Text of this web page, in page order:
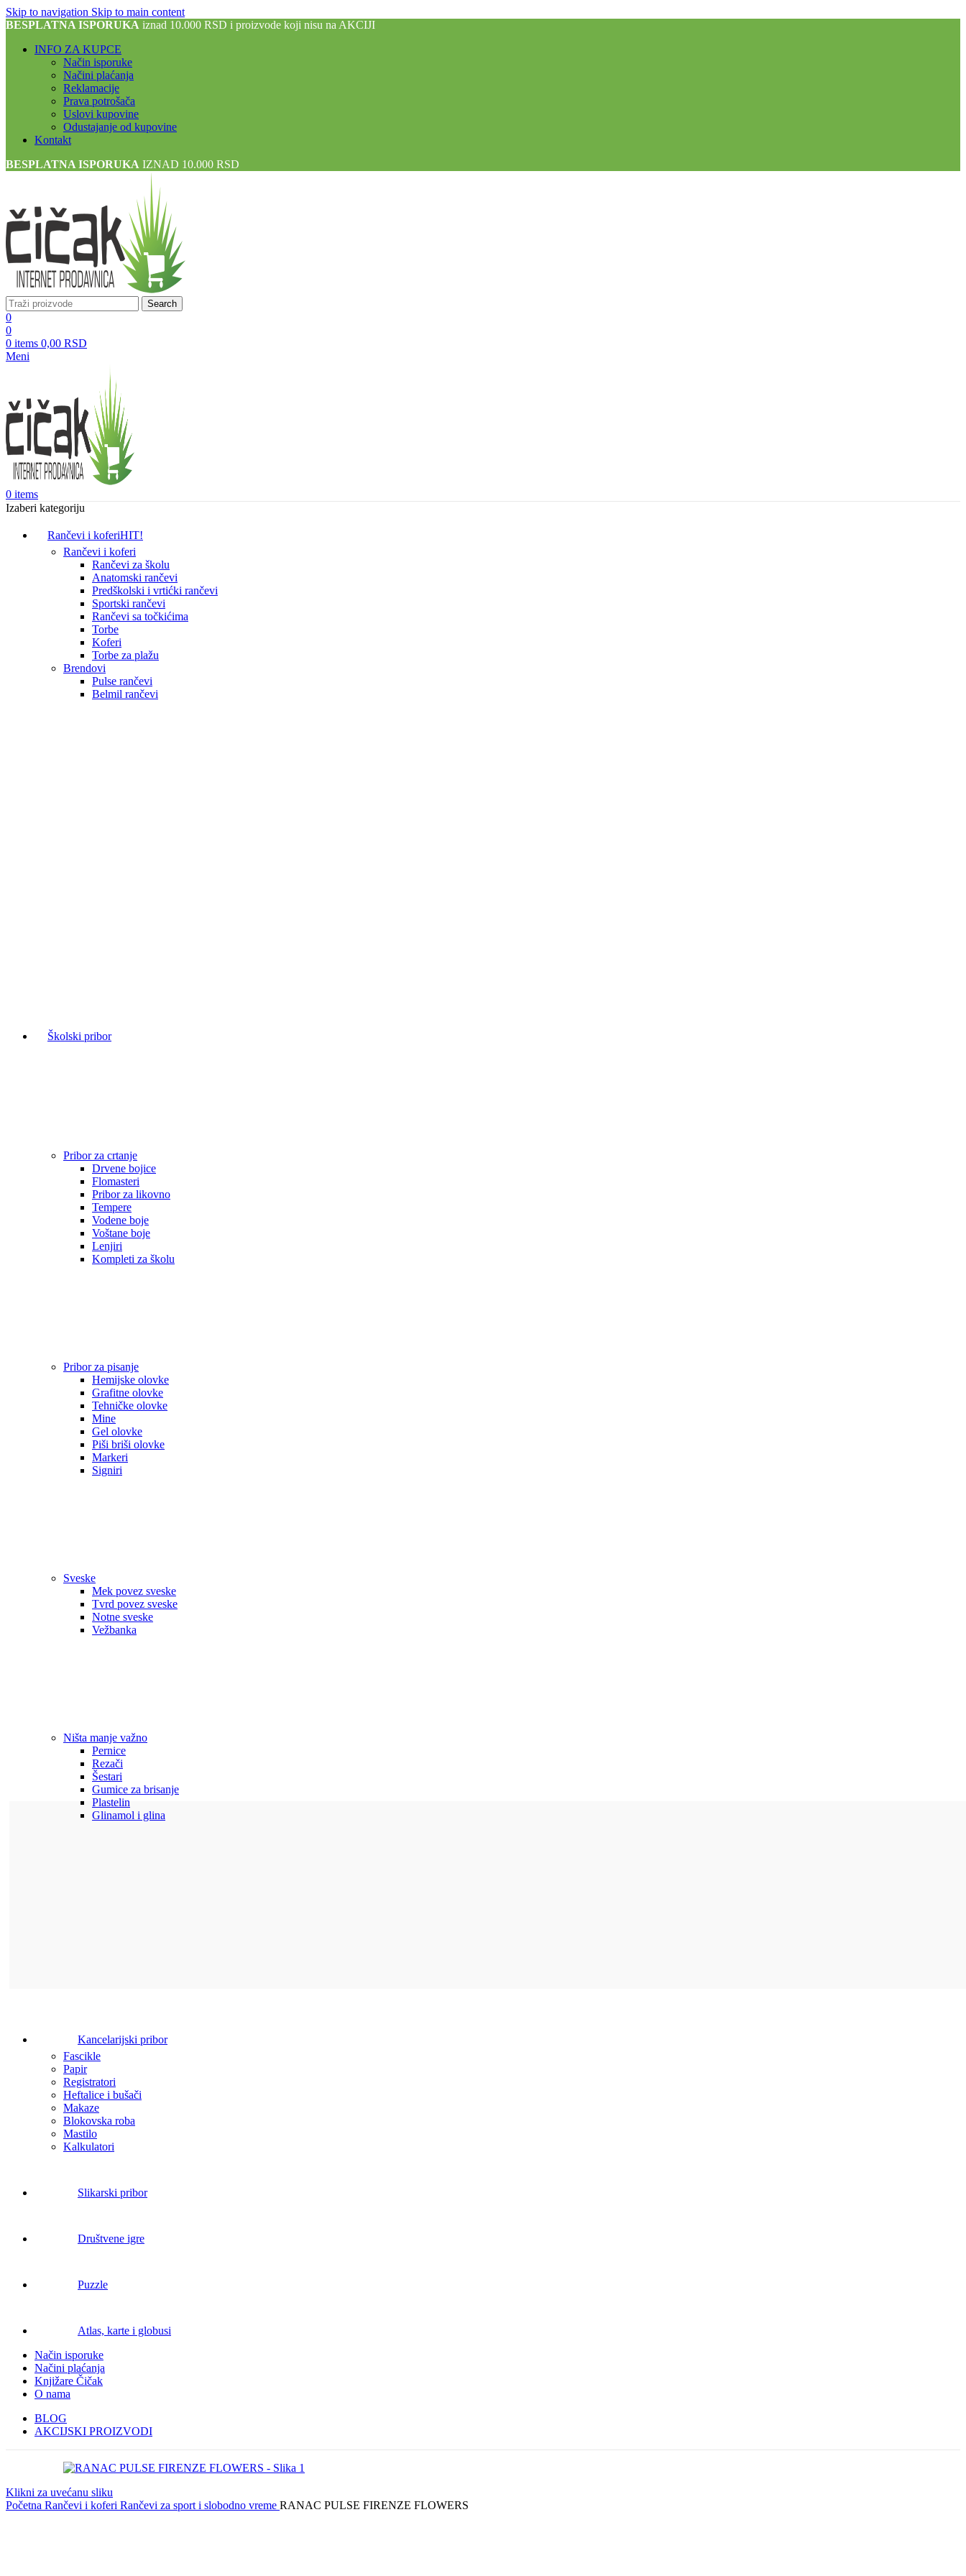
Skip to navigation Skip to main content
BESPLATNA ISPORUKA iznad 10.000 RSD i proizvode koji nisu na AKCIJI
INFO ZA KUPCE
Način isporuke
Načini plaćanja
Reklamacije
Prava potrošača
Uslovi kupovine
Odustajanje od kupovine
Kontakt
BESPLATNA ISPORUKA IZNAD 10.000 RSD
Search
0
0
0 items 0,00 RSD
Meni
0 items
Izaberi kategoriju
Rančevi i koferiHIT!
Rančevi i koferi
Rančevi za školu
Anatomski rančevi
Predškolski i vrtićki rančevi
Sportski rančevi
Rančevi sa točkićima
Torbe
Koferi
Torbe za plažu
Brendovi
Pulse rančevi
Belmil rančevi
Školski pribor
Pribor za crtanje
Drvene bojice
Flomasteri
Pribor za likovno
Tempere
Vodene boje
Voštane boje
Lenjiri
Kompleti za školu
Pribor za pisanje
Hemijske olovke
Grafitne olovke
Tehničke olovke
Mine
Gel olovke
Piši briši olovke
Markeri
Signiri
Sveske
Mek povez sveske
Tvrd povez sveske
Notne sveske
Vežbanka
Ništa manje važno
Pernice
Rezači
Šestari
Gumice za brisanje
Plastelin
Glinamol i glina
Kancelarijski pribor
Fascikle
Papir
Registratori
Heftalice i bušači
Makaze
Blokovska roba
Mastilo
Kalkulatori
Slikarski pribor
Društvene igre
Puzzle
Atlas, karte i globusi
Način isporuke
Načini plaćanja
Knjižare Čičak
O nama
BLOG
AKCIJSKI PROIZVODI
Klikni za uvećanu sliku
Početna Rančevi i koferi Rančevi za sport i slobodno vreme RANAC PULSE FIRENZE FLOWERS